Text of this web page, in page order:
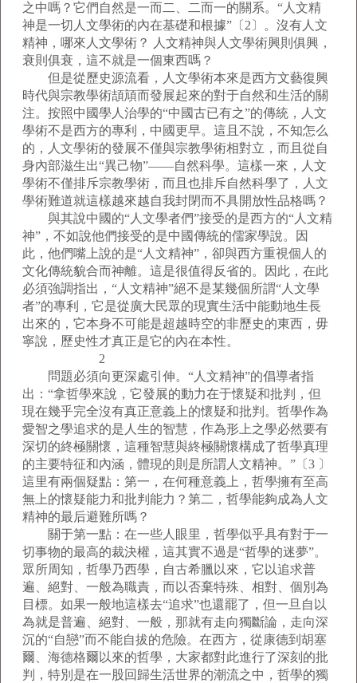
之中嗎？它們自然是一而二、二而一的關系。“人文精
神是一切人文學術的內在基礎和根據”〔2〕。沒有人文
精神，哪來人文學術？ 人文精神與人文學術興則俱興，
衰則俱衰，這不就是一個東西嗎？
但是從歷史源流看，人文學術本來是西方文藝復興
時代與宗教學術頡頏而發展起來的對于自然和生活的關
注。按照中國學人治學的“中國古已有之”的傳統，人文
學術不是西方的專利，中國更早。這且不說，不知怎么
的，人文學術的發展不僅與宗教學術相對立，而且從自
身內部滋生出“異己物”——自然科學。這樣一來，人文
學術不僅排斥宗教學術，而且也排斥自然科學了，人文
學術難道就這樣越來越自我封閉而不具開放性品格嗎？
與其說中國的“人文學者們”接受的是西方的“人文精
神”，不如說他們接受的是中國傳統的儒家學說。因
此，他們嘴上說的是“人文精神”，卻與西方重視個人的
文化傳統貌合而神離。這是很值得反省的。因此，在此
必須強調指出，“人文精神”絕不是某幾個所謂“人文學
者”的專利，它是從廣大民眾的現實生活中能動地生長
出來的，它本身不可能是超越時空的非歷史的東西，毋
寧說，歷史性才真正是它的內在本性。
2
問題必須向更深處引伸。“人文精神”的倡導者指
出：“拿哲學來說，它發展的動力在于懷疑和批判，但
現在幾乎完全沒有真正意義上的懷疑和批判。哲學作為
愛智之學追求的是人生的智慧，作為形上之學必然要有
深切的終極關懷，這種智慧與終極關懷構成了哲學真理
的主要特征和內涵，體現的則是所謂人文精神。”〔3 〕
這里有兩個疑點：第一，在何種意義上，哲學擁有至高
無上的懷疑能力和批判能力？第二，哲學能夠成為人文
精神的最后避難所嗎？
關于第一點：在一些人眼里，哲學似乎具有對于一
切事物的最高的裁決權，這其實不過是“哲學的迷夢”。
眾所周知，哲學乃西學，自古希臘以來，它以追求普
遍、絕對、一般為職責，而以否棄特殊、相對、個別為
目標。如果一般地這樣去“追求”也還罷了，但一旦自以
為就是普遍、絕對、一般，那就有走向獨斷論，走向深
沉的“自戀”而不能自拔的危險。在西方，從康德到胡塞
爾、海德格爾以來的哲學，大家都對此進行了深刻的批
判，特別是在一股回歸生活世界的潮流之中，哲學的獨